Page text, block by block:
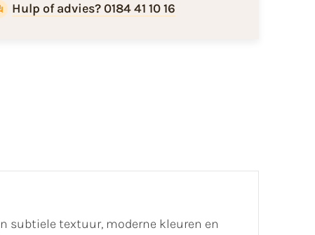
Hulp of advies? 0184 41 10 16
subtiele textuur, moderne kleuren en